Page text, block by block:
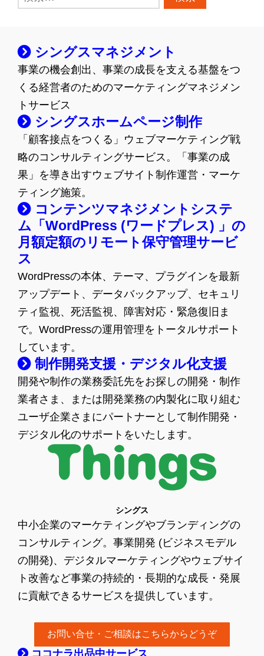
索:
シングスマネジメント
事業の機会創出、事業の成長を支える基盤をつ
くる経営者のためのマーケティングマネジメン
トサービス
シングスホームページ制作
「顧客接点をつくる」ウェブマーケティング戦
略のコンサルティングサービス。「事業の成
果」を導き出すウェブサイト制作運営・マーケ
ティング施策。
コンテンツマネジメントシステ
ム「WordPress (ワードプレス) 」の
月額定額のリモート保守管理サービ
ス
WordPressの本体、テーマ、プラグインを最新
アップデート、データバックアップ、セキュリ
ティ監視、死活監視、障害対応・緊急復旧ま
で。WordPressの運用管理をトータルサポート
しています。
制作開発支援・デジタル化支援
開発や制作の業務委託先をお探しの開発・制作
業者さま、または開発業務の内製化に取り組む
ユーザ企業さまにパートナーとして制作開発・
デジタル化のサポートをいたします。
シングス
中小企業のマーケティングやブランディングの
コンサルティング。事業開発 (ビジネスモデル
の開発)、デジタルマーケティングやウェブサイ
ト改善など事業の持続的・長期的な成長・発展
に貢献できるサービスを提供しています。
お問い合せ・ご相談はこちらからどうぞ